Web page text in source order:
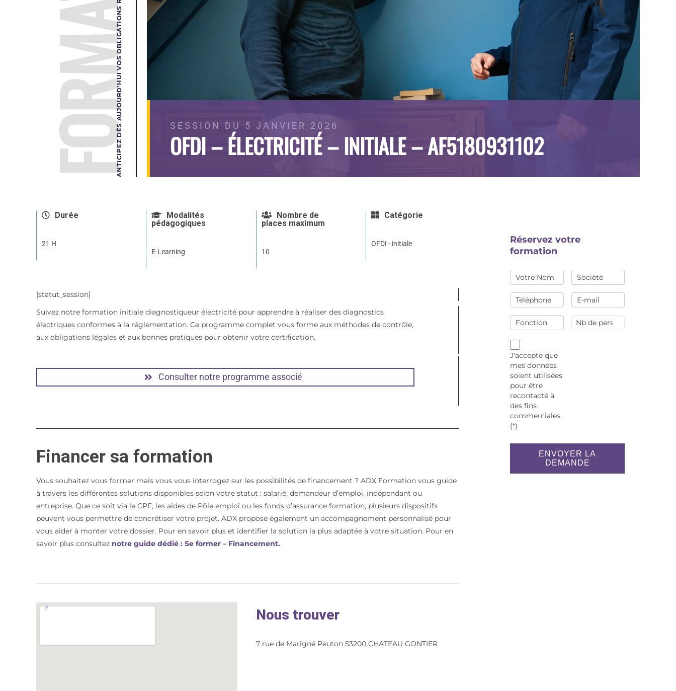
SESSION DU 5 JANVIER 2026
OFDI – ÉLECTRICITÉ – INITIALE – AF5180931102
Durée
21 H
Modalités
pédagogiques
E-Learning
Nombre de
places maximum
10
Catégorie
OFDI - initiale
[statut_session]
Suivez notre formation initiale diagnostiqueur électricité pour apprendre à réaliser des diagnostics
électriques conformes à la réglementation. Ce programme complet vous forme aux méthodes de contrôle,
aux obligations légales et aux bonnes pratiques pour obtenir votre certification.
Consulter notre programme associé
Financer sa formation
Vous souhaitez vous former mais vous vous interrogez sur les possibilités de financement ? ADX Formation vous guide
à travers les différentes solutions disponibles selon votre statut : salarié, demandeur d’emploi, indépendant ou
entreprise. Que ce soit via le CPF, les aides de Pôle emploi ou les fonds d’assurance formation, plusieurs dispositifs
peuvent vous permettre de concrétiser votre projet. ADX propose également un accompagnement personnalisé pour
vous aider à monter votre dossier. Pour en savoir plus et identifier la solution la plus adaptée à votre situation. Pour en
savoir plus consulteznotre guide dédié : Se former – Financement.
Nous trouver
7 rue de Marigné Peuton 53200 CHATEAU GONTIER
Réservez votre
formation
J'accepte que
mes données
soient utilisées
pour être
recontacté à
des fins
commerciales
(*)
ENVOYER LA
DEMANDE